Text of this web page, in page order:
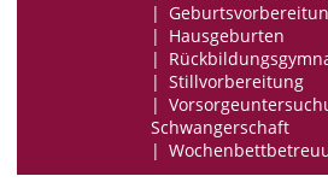
Hausgeburten
Stillvorbereitung
Schwangerschaft